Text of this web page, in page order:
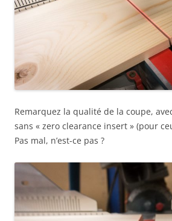
Remarquez la qualité de la coupe,
sans « zero clearance insert » (pour
Pas mal, n’est-ce pas ?